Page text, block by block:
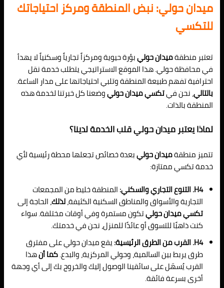
ميدان حولي: نبض المنطقة ومركز احتياجاتك
للتكسي
تعتبر منطقةميدان حوليبؤرة حيوية ومركزاً تجارياً وسكنياً لا يهدأ
في محافظة حولي. هذا الموقع الاستراتيجي يتطلب خدمة نقل
احترافية تفهم طبيعة المنطقة وتلبي احتياجاتها على مدار الساعة.
بالتالي، نحن فيتكسي ميدان حوليوضعنا كل خبرتنا لخدمة هذه
المنطقة بالذات.
لماذا يعتبر ميدان حولي قلب الخدمة لدينا؟
تتميز منطقةميدان حوليبعدة خصائص تجعلها محطة رئيسية لأي
خدمة تكسي ممتازة:
H4. التنوع التجاري والسكني:
المنطقة خليط من المجمعات
التجارية والأسواق والمناطق السكنية الكثيفة،لذلك، الحاجة إلى
تكسي ميدان حوليتكون مستمرة وفي أوقات مختلفة. سواء
كنت ذاهبًا للتسوق أو عائدًا للمنزل، نحن في خدمتك.
H4. القرب من الطرق الرئيسية:
يقع ميدان حولي على مفترق
طرق يربط بين السالمية، وحولي المركزية، والبدع.كما أنهذا
القرب يُسهّل على سائقينا الوصول إليك والخروج بك إلى أي وجهة
أخرى بسرعة فائقة.